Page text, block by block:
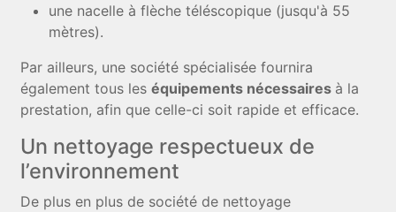
une nacelle à flèche téléscopique (jusqu'à 55
mètres).
Par ailleurs, une société spécialisée fournira
également tous leséquipements nécessaires à la
prestation, afin que celle-ci soit rapide et efficace.
Un nettoyage respectueux de
l’environnement
De plus en plus de société de nettoyage